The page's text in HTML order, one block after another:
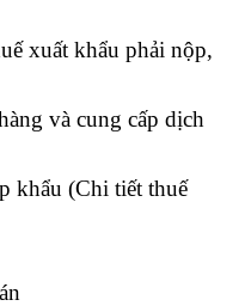
xuất khẩu phải nộp,
và cung cấp dịch
khẩu (Chi tiết thuế